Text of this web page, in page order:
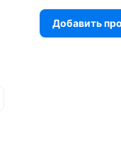
Добавить